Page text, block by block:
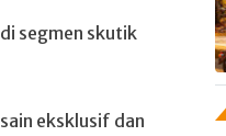
segmen skutik
eksklusif dan